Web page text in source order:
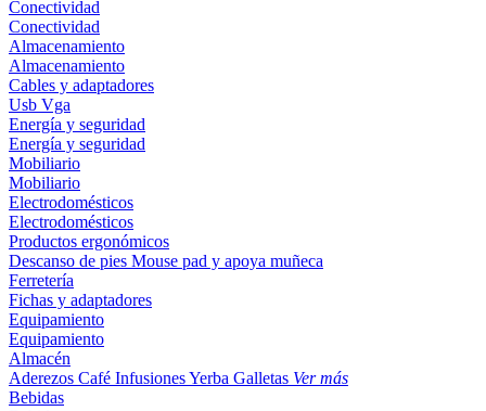
Conectividad
Conectividad
Almacenamiento
Almacenamiento
Cables y adaptadores
Usb Vga
Energía y seguridad
Energía y seguridad
Mobiliario
Mobiliario
Electrodomésticos
Electrodomésticos
Productos ergonómicos
Descanso de pies Mouse pad y apoya muñeca
Ferretería
Fichas y adaptadores
Equipamiento
Equipamiento
Almacén
Aderezos Café InfusionesYerba Galletas Ver más
Bebidas